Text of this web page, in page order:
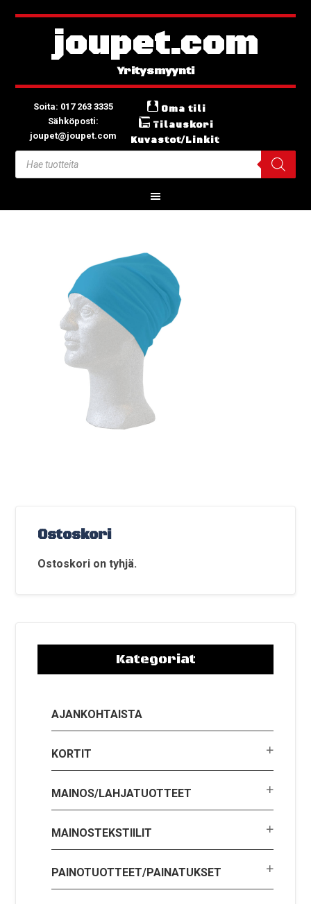
joupet.com
Soita: 017 263 3335
Sähköposti:
joupet@joupet.com
Oma tili
Tilauskori
Kuvastot/Linkit
Ostoskori
Ostoskori on tyhjä.
Kategoriat
AJANKOHTAISTA
KORTIT
MAINOS/LAHJATUOTTEET
MAINOSTEKSTIILIT
PAINOTUOTTEET/PAINATUKSET